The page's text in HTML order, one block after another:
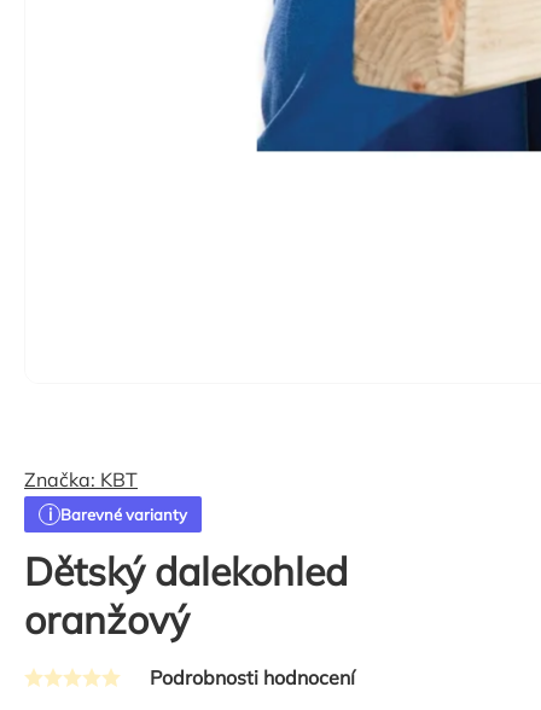
Dětský dalekohled
oranžový
Barevné varianty
Průměrné
Podrobnosti hodnocení
Značka: KBT